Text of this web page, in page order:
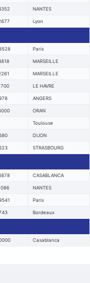
NANTES
Lyon
Paris
MARSEILLE
MARSEILLE
LE HAVRE
ANGERS
ORAN
Toulouse
DIJON
STRASBOURG
CASABLANCA
NANTES
Paris
Bordeaux
Casablanca